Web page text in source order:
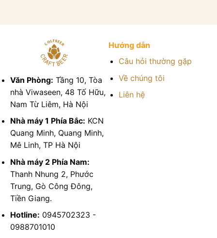
Văn Phòng: Tầng 10, Tòa
nhà Viwaseen, 48 Tố Hữu,
Nam Từ Liêm, Hà Nội
Nhà máy 1 Phía Bắc: KCN
Quang Minh, Quang Minh,
Mê Linh, TP Hà Nội
Nhà máy 2 Phía Nam:
Thanh Nhung 2, Phước
Trung, Gò Công Đông,
Tiền Giang.
Hotline: 0945702323 -
0988701010
Hướng dẫn
Câu hỏi thường gặp
Về chúng tôi
Liên hệ